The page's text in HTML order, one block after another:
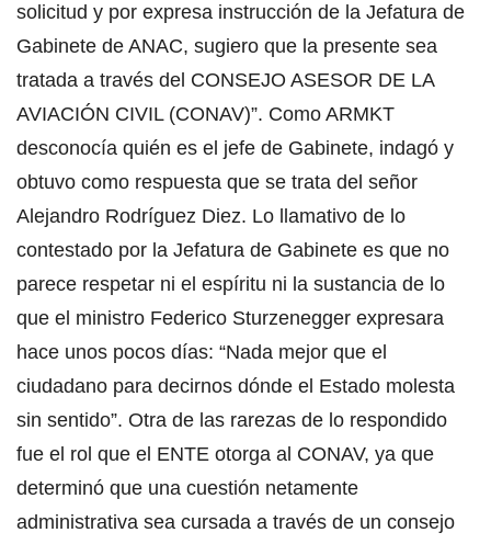
solicitud y por expresa instrucción de la Jefatura de
Gabinete de ANAC, sugiero que la presente sea
tratada a través del CONSEJO ASESOR DE LA
AVIACIÓN CIVIL (CONAV)”. Como ARMKT
desconocía quién es el jefe de Gabinete, indagó y
obtuvo como respuesta que se trata del señor
Alejandro Rodríguez Diez. Lo llamativo de lo
contestado por la Jefatura de Gabinete es que no
parece respetar ni el espíritu ni la sustancia de lo
que el ministro Federico Sturzenegger expresara
hace unos pocos días: “Nada mejor que el
ciudadano para decirnos dónde el Estado molesta
sin sentido”. Otra de las rarezas de lo respondido
fue el rol que el ENTE otorga al CONAV, ya que
determinó que una cuestión netamente
administrativa sea cursada a través de un consejo